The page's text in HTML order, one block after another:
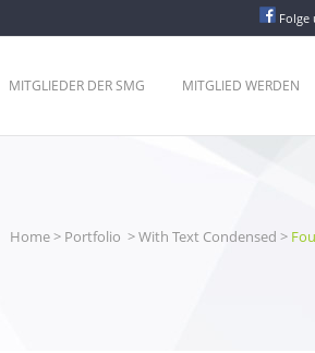
Folge
MITGLIEDER DER SMG MITGLIED WERDEN
Home> Portfolio >With Text Condensed >